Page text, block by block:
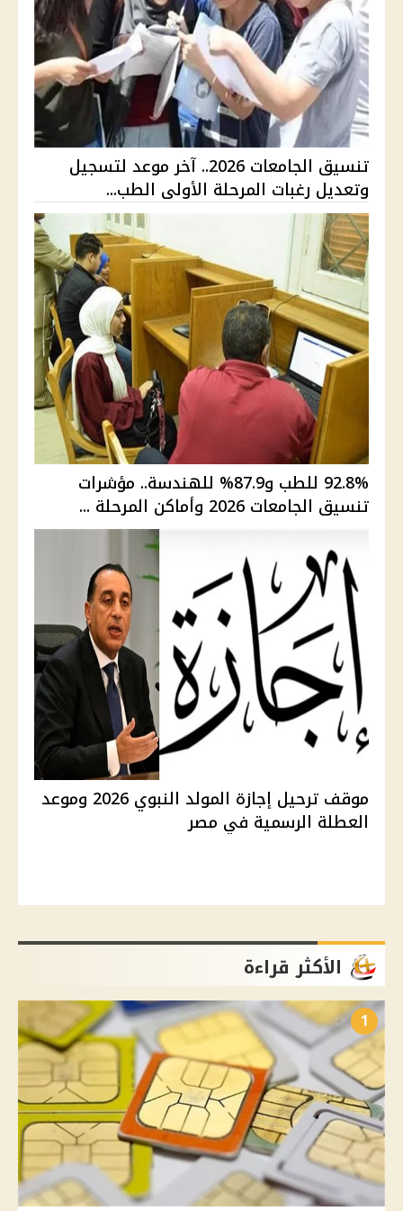
تنسيق الجامعات 2026.. آخر موعد لتسجيل
وتعديل رغبات المرحلة الأولى الطب...
92.8% للطب و87.9% للهندسة.. مؤشرات
تنسيق الجامعات 2026 وأماكن المرحلة ...
موقف ترحيل إجازة المولد النبوي 2026 وموعد
العطلة الرسمية في مصر
الأكثر قراءة
1